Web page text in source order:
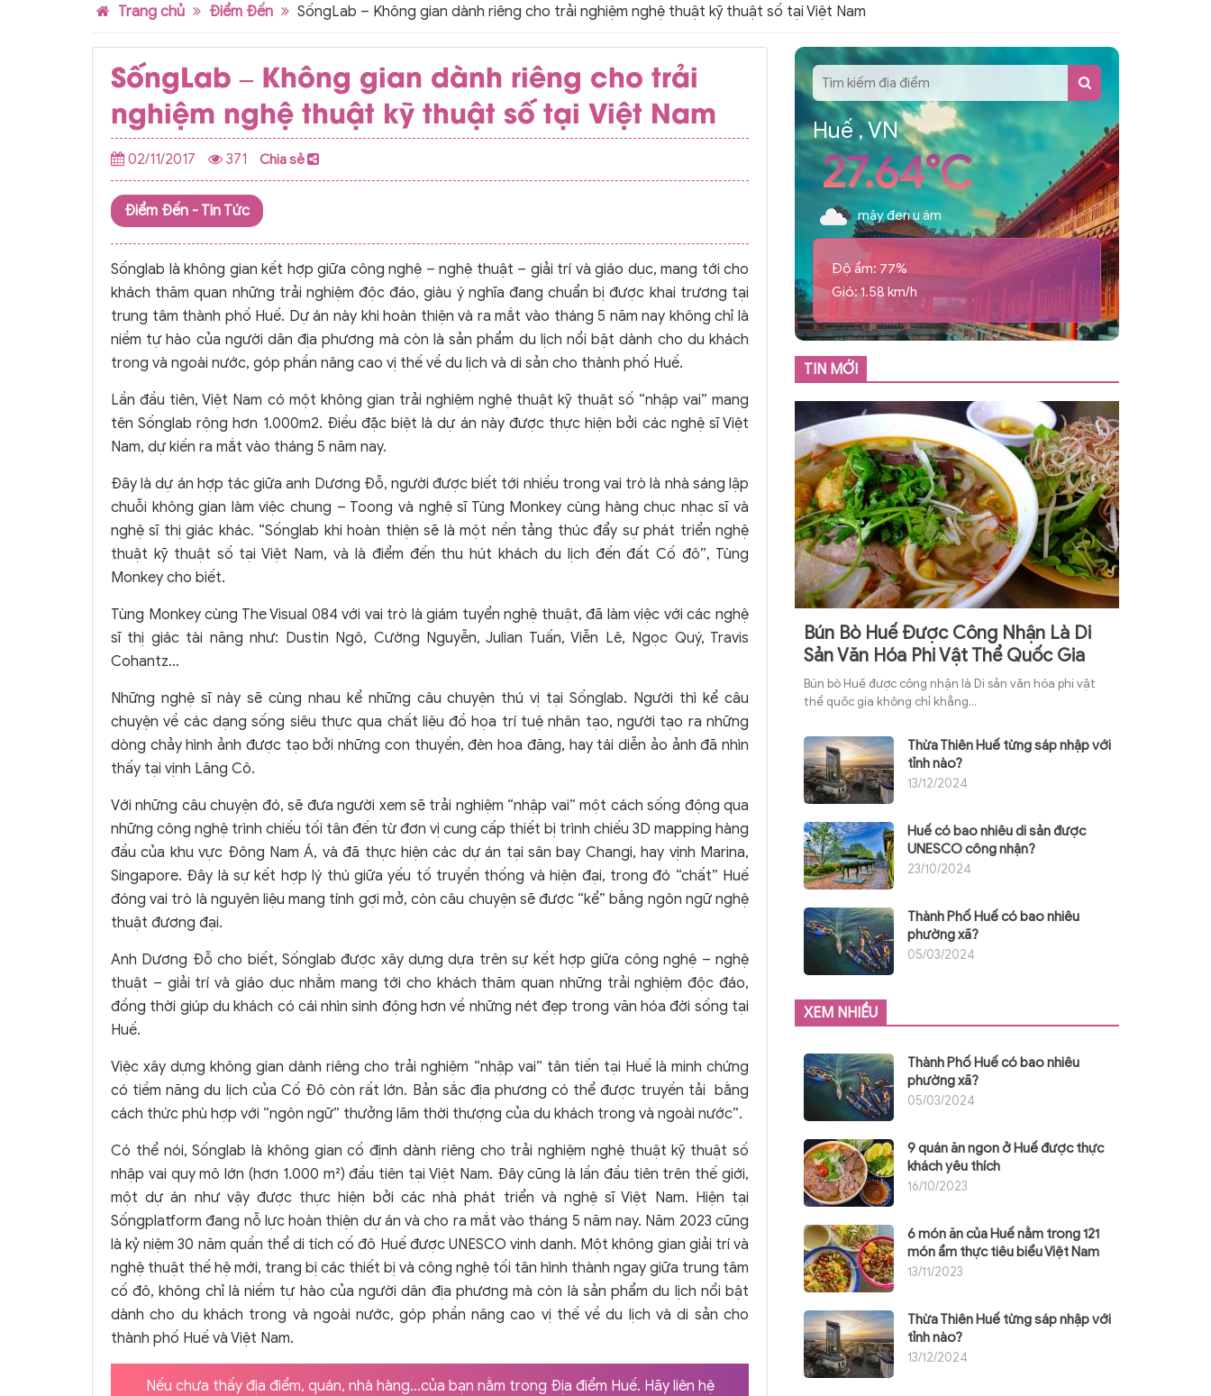
Trang chủ Điểm Đến SốngLab – Không gian dành riêng cho trải nghiệm nghệ thuật kỹ thuật số tại Việt Nam
SốngLab – Không gian dành riêng cho trải
nghiệm nghệ thuật kỹ thuật số tại Việt Nam
02/11/2017 371 Chia sẻ
Điểm Đến - Tin Tức
Sốnglab là không gian kết hợp giữa công nghệ – nghệ thuật – giải trí và giáo dục, mang tới cho
khách thăm quan những trải nghiệm độc đáo, giàu ý nghĩa đang chuẩn bị được khai trương tại
trung tâm thành phố Huế. Dự án này khi hoàn thiện và ra mắt vào tháng 5 năm nay không chỉ là
niềm tự hào của người dân địa phương mà còn là sản phẩm du lịch nổi bật dành cho du khách
trong và ngoài nước, góp phần nâng cao vị thế về du lịch và di sản cho thành phố Huế.
Lần đầu tiên, Việt Nam có một không gian trải nghiệm nghệ thuật kỹ thuật số “nhập vai” mang
tên Sốnglab rộng hơn 1.000m2. Điều đặc biệt là dự án này được thực hiện bởi các nghệ sĩ Việt
Nam, dự kiến ra mắt vào tháng 5 năm nay.
Đây là dự án hợp tác giữa anh Dương Đỗ, người được biết tới nhiều trong vai trò là nhà sáng lập
chuỗi không gian làm việc chung – Toong và nghệ sĩ Tùng Monkey cùng hàng chục nhạc sĩ và
nghệ sĩ thị giác khác. “Sốnglab khi hoàn thiện sẽ là một nền tảng thúc đẩy sự phát triển nghệ
thuật kỹ thuật số tại Việt Nam, và là điểm đến thu hút khách du lịch đến đất Cố đô”, Tùng
Monkey cho biết.
Tùng Monkey cùng The Visual 084 với vai trò là giám tuyển nghệ thuật, đã làm việc với các nghệ
sĩ thị giác tài năng như: Dustin Ngô, Cường Nguyễn, Julian Tuấn, Viễn Lê, Ngọc Quý, Travis
Cohantz…
Những nghệ sĩ này sẽ cùng nhau kể những câu chuyện thú vị tại Sốnglab. Người thì kể câu
chuyện về các dạng sống siêu thực qua chất liệu đồ họa trí tuệ nhân tạo, người tạo ra những
dòng chảy hình ảnh được tạo bởi những con thuyền, đèn hoa đăng, hay tái diễn ảo ảnh đã nhìn
thấy tại vịnh Lăng Cô.
Với những câu chuyện đó, sẽ đưa người xem sẽ trải nghiệm “nhập vai” một cách sống động qua
những công nghệ trình chiếu tối tân đến từ đơn vị cung cấp thiết bị trình chiếu 3D mapping hàng
đầu của khu vực Đông Nam Á, và đã thực hiện các dự án tại sân bay Changi, hay vịnh Marina,
Singapore. Đây là sự kết hợp lý thú giữa yếu tố truyền thống và hiện đại, trong đó “chất” Huế
đóng vai trò là nguyên liệu mang tính gợi mở, còn câu chuyện sẽ được “kể” bằng ngôn ngữ nghệ
thuật đương đại.
Anh Dương Đỗ cho biết, Sốnglab được xây dựng dựa trên sự kết hợp giữa công nghệ – nghệ
thuật – giải trí và giáo dục nhằm mang tới cho khách thăm quan những trải nghiệm độc đáo,
đồng thời giúp du khách có cái nhìn sinh động hơn về những nét đẹp trong văn hóa đời sống tại
Huế.
Việc xây dựng không gian dành riêng cho trải nghiệm “nhập vai” tân tiến tại Huế là minh chứng
có tiềm năng du lịch của Cố Đô còn rất lớn. Bản sắc địa phương có thể được truyền tải bằng
cách thức phù hợp với “ngôn ngữ” thưởng lãm thời thượng của du khách trong và ngoài nước”.
Có thể nói, Sốnglab là không gian cố định dành riêng cho trải nghiệm nghệ thuật kỹ thuật số
nhập vai quy mô lớn (hơn 1.000 m²) đầu tiên tại Việt Nam. Đây cũng là lần đầu tiên trên thế giới,
một dự án như vậy được thực hiện bởi các nhà phát triển và nghệ sĩ Việt Nam. Hiện tại
Sốngplatform đang nỗ lực hoàn thiện dự án và cho ra mắt vào tháng 5 năm nay. Năm 2023 cũng
là kỷ niệm 30 năm quần thể di tích cố đô Huế được UNESCO vinh danh. Một không gian giải trí và
nghệ thuật thế hệ mới, trang bị các thiết bị và công nghệ tối tân hình thành ngay giữa trung tâm
cố đô, không chỉ là niềm tự hào của người dân địa phương mà còn là sản phẩm du lịch nổi bật
dành cho du khách trong và ngoài nước, góp phần nâng cao vị thế về du lịch và di sản cho
thành phố Huế và Việt Nam.
Nếu chưa thấy địa điểm, quán, nhà hàng...của bạn nằm trong Địa điểm Huế. Hãy liên hệ
Huế , VN
27.64°C
mây đen u ám
Độ ẩm: 77%
Gió: 1.58 km/h
TIN MỚI
Bún Bò Huế Được Công Nhận Là Di
Sản Văn Hóa Phi Vật Thể Quốc Gia
Bún bò Huế được công nhận là Di sản văn hóa phi vật
thể quốc gia không chỉ khẳng...
Thừa Thiên Huế từng sáp nhập với
tỉnh nào?
13/12/2024
Huế có bao nhiêu di sản được
UNESCO công nhận?
23/10/2024
Thành Phố Huế có bao nhiêu
phường xã?
05/03/2024
XEM NHIỀU
Thành Phố Huế có bao nhiêu
phường xã?
05/03/2024
9 quán ăn ngon ở Huế được thực
khách yêu thích
16/10/2023
6 món ăn của Huế nằm trong 121
món ẩm thực tiêu biểu Việt Nam
13/11/2023
Thừa Thiên Huế từng sáp nhập với
tỉnh nào?
13/12/2024